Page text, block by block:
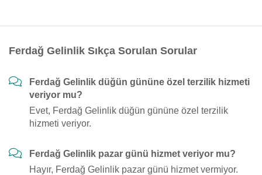
Ferdağ Gelinlik Sıkça Sorulan Sorular
Ferdağ Gelinlik düğün gününe özel terzilik hizmeti
veriyor mu?
Evet, Ferdağ Gelinlik düğün gününe özel terzilik
hizmeti veriyor.
Ferdağ Gelinlik pazar günü hizmet veriyor mu?
Hayır, Ferdağ Gelinlik pazar günü hizmet vermiyor.